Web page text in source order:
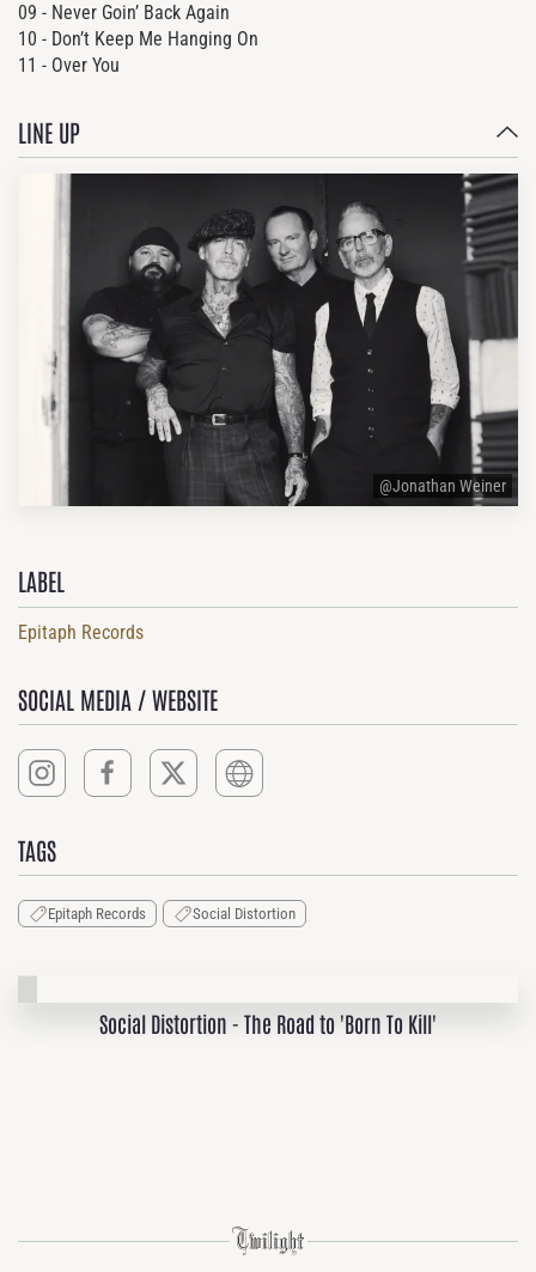
09 - Never Goin’ Back Again
10 - Don’t Keep Me Hanging On
11 - Over You
LINE UP
@Jonathan Weiner
LABEL
Epitaph Records
SOCIAL MEDIA / WEBSITE
TAGS
Epitaph Records Social Distortion
Social Distortion - The Road to 'Born To Kill'